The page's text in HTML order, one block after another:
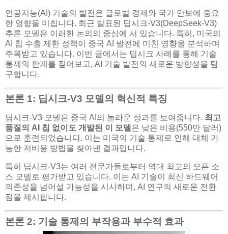
인공지능(AI) 기술의 발전은 글로벌 경제와 국가 안보에 중요
한 영향을 미칩니다. 최근 발표된 딥시크-V3(DeepSeek-V3)
추론 모델은 이러한 논의의 중심에 서 있습니다. 특히, 미국의
AI 칩 수출 제한 정책이 중국 AI 발전에 미친 영향을 분석하며
주목받고 있습니다. 이번 글에서는 딥시크 사례를 통해 기술
통제의 한계를 짚어보고, AI 기술 발전의 새로운 방향성을 탐
구합니다.
본론 1: 딥시크-V3 모델의 혁신적 특징
딥시크-V3 모델은 중국 AI의 놀라운 성과를 보여줍니다. 최고
품질의 AI 칩 없이도 개발된 이 모델 은 낮은 비용(550만 달러)
으로 훈련되었습니다. 이는 미국의 기술 통제로 인해 대체 가
능한 저비용 방법을 찾아낸 결과입니다.
특히 딥시크-V3는 여러 전문가들로부터 역대 최고의 오픈 소
스 모델로 평가받고 있습니다. 이는 AI 기술이 최신 하드웨어
의존성을 넘어설 가능성을 시사하며, AI 연구의 새로운 전환
점을 제시합니다.
본론 2: 기술 통제의 부작용과 부수적 효과